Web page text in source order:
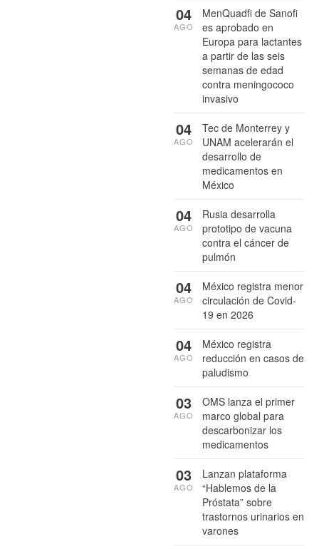
MenQuadfi de Sanofi
es aprobado en
Europa para lactantes
a partir de las seis
semanas de edad
contra meningococo
invasivo
04
AGO
Tec de Monterrey y
UNAM acelerarán el
desarrollo de
medicamentos en
México
04
AGO
Rusia desarrolla
prototipo de vacuna
contra el cáncer de
pulmón
04
AGO
México registra menor
circulación de Covid-
19 en 2026
04
AGO
México registra
reducción en casos de
paludismo
04
AGO
OMS lanza el primer
marco global para
descarbonizar los
medicamentos
03
AGO
Lanzan plataforma
“Hablemos de la
Próstata” sobre
trastornos urinarios en
varones
03
AGO